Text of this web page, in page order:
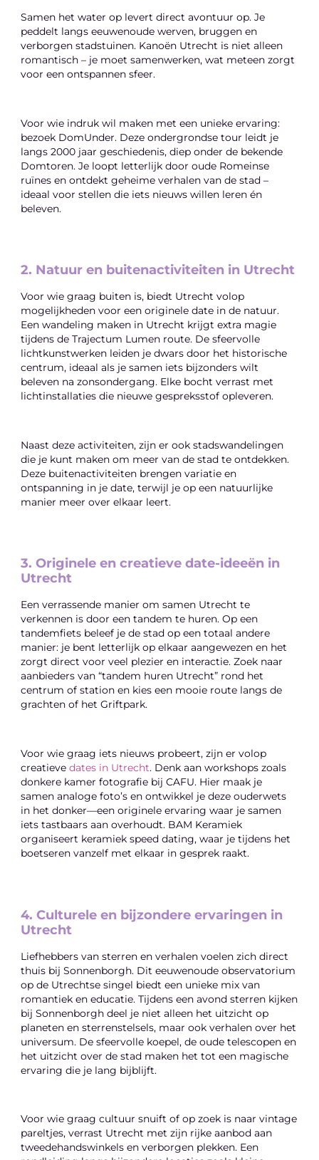
Samen het water op levert direct avontuur op. Je
peddelt langs eeuwenoude werven, bruggen en
verborgen stadstuinen. Kanoën Utrecht is niet alleen
romantisch – je moet samenwerken, wat meteen zorgt
voor een ontspannen sfeer.
Voor wie indruk wil maken met een unieke ervaring:
bezoek DomUnder. Deze ondergrondse tour leidt je
langs 2000 jaar geschiedenis, diep onder de bekende
Domtoren. Je loopt letterlijk door oude Romeinse
ruïnes en ontdekt geheime verhalen van de stad –
ideaal voor stellen die iets nieuws willen leren én
beleven.
2. Natuur en buitenactiviteiten in Utrecht
Voor wie graag buiten is, biedt Utrecht volop
mogelijkheden voor een originele date in de natuur.
Een wandeling maken in Utrecht krijgt extra magie
tijdens de Trajectum Lumen route. De sfeervolle
lichtkunstwerken leiden je dwars door het historische
centrum, ideaal als je samen iets bijzonders wilt
beleven na zonsondergang. Elke bocht verrast met
lichtinstallaties die nieuwe gespreksstof opleveren.
Naast deze activiteiten, zijn er ook stadswandelingen
die je kunt maken om meer van de stad te ontdekken.
Deze buitenactiviteiten brengen variatie en
ontspanning in je date, terwijl je op een natuurlijke
manier meer over elkaar leert.
3. Originele en creatieve date-ideeën in
Utrecht
Een verrassende manier om samen Utrecht te
verkennen is door een tandem te huren. Op een
tandemfiets beleef je de stad op een totaal andere
manier: je bent letterlijk op elkaar aangewezen en het
zorgt direct voor veel plezier en interactie. Zoek naar
aanbieders van “tandem huren Utrecht” rond het
centrum of station en kies een mooie route langs de
grachten of het Griftpark.
Voor wie graag iets nieuws probeert, zijn er volop
creatievedates in Utrecht. Denk aan workshops zoals
donkere kamer fotografie bij CAFU. Hier maak je
samen analoge foto’s en ontwikkel je deze ouderwets
in het donker—een originele ervaring waar je samen
iets tastbaars aan overhoudt. BAM Keramiek
organiseert keramiek speed dating, waar je tijdens het
boetseren vanzelf met elkaar in gesprek raakt.
4. Culturele en bijzondere ervaringen in
Utrecht
Liefhebbers van sterren en verhalen voelen zich direct
thuis bij Sonnenborgh. Dit eeuwenoude observatorium
op de Utrechtse singel biedt een unieke mix van
romantiek en educatie. Tijdens een avond sterren kijken
bij Sonnenborgh deel je niet alleen het uitzicht op
planeten en sterrenstelsels, maar ook verhalen over het
universum. De sfeervolle koepel, de oude telescopen en
het uitzicht over de stad maken het tot een magische
ervaring die je lang bijblijft.
Voor wie graag cultuur snuift of op zoek is naar vintage
pareltjes, verrast Utrecht met zijn rijke aanbod aan
tweedehandswinkels en verborgen plekken. Een